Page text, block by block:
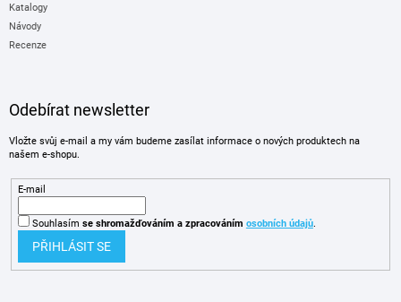
Katalogy
Návody
Recenze
Odebírat newsletter
Vložte svůj e-mail a my vám budeme zasílat informace o nových produktech na
našem e-shopu.
E-mail
Souhlasím se shromažďováním a zpracováním osobních údajů.
PŘIHLÁSIT SE